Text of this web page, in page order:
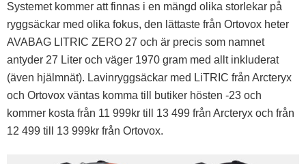
Systemet kommer att finnas i en mängd olika storlekar på
ryggsäckar med olika fokus, den lättaste från Ortovox heter
AVABAG LITRIC ZERO 27 och är precis som namnet
antyder 27 Liter och väger 1970 gram med allt inkluderat
(även hjälmnät). Lavinryggsäckar med LiTRIC från Arcteryx
och Ortovox väntas komma till butiker hösten -23 och
kommer kosta från 11 999kr till 13 499 från Arcteryx och från
12 499 till 13 999kr från Ortovox.